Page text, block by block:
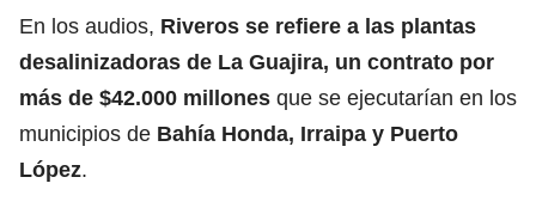
En los audios, Riveros se refiere a las plantas
desalinizadoras de La Guajira, un contrato por
más de $42.000 millones que se ejecutarían en los
municipios de Bahía Honda, Irraipa y Puerto
López.